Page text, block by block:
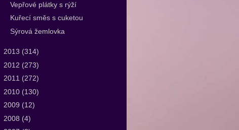
Vepřové plátky s rýží
Kuřecí směs s cuketou
Sýrová žemlovka
2013 (314)
2012 (273)
2011 (272)
2010 (130)
2009 (12)
2008 (4)